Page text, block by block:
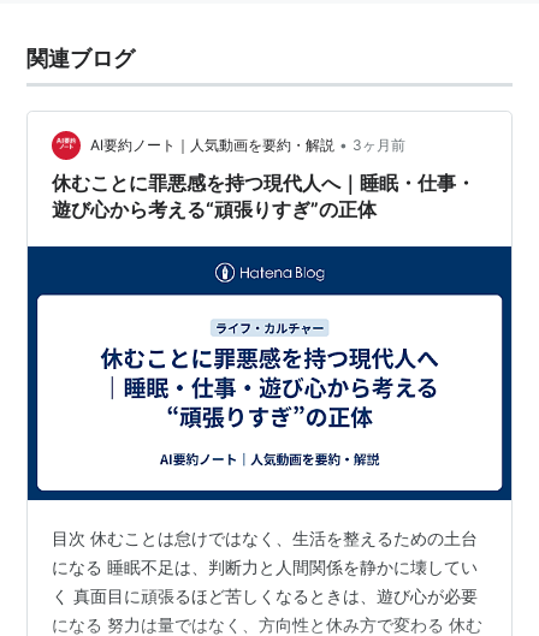
関連ブログ
AI要約ノート｜人気動画を要約・解説 • 3ヶ月前
休むことに罪悪感を持つ現代人へ｜睡眠・仕事・
遊び心から考える“頑張りすぎ”の正体
目次 休むことは怠けではなく、生活を整えるための土台
になる 睡眠不足は、判断力と人間関係を静かに壊してい
く 真面目に頑張るほど苦しくなるときは、遊び心が必要
になる 努力は量ではなく、方向性と休み方で変わる 休む